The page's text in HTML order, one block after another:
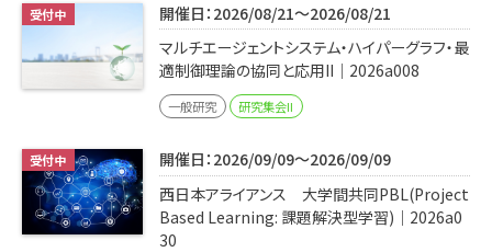
Q&A
アクセス・お問合せ
メルマガ
開催日：2026/08/21～2026/08/21
マルチエージェントシステム・ハイパーグラフ・最
適制御理論の協同と応用II｜2026a008
一般研究 研究集会II
開催日：2026/09/09～2026/09/09
西日本アライアンス 大学間共同PBL(Project
Based Learning: 課題解決型学習)｜2026a0
30